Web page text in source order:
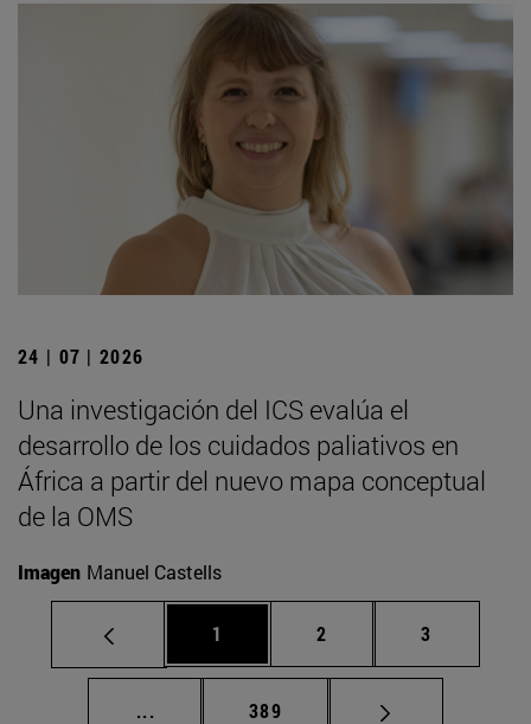
24 | 07 | 2026
Una investigación del ICS evalúa el
desarrollo de los cuidados paliativos en
África a partir del nuevo mapa conceptual
de la OMS
Imagen Manuel Castells
Página
1 Página
2 Página
3
... Páginas intermedias Use TAB para
Página
389